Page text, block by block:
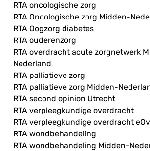
RTA oncologische zorg
RTA Oncologische zorg Midden-
RTA Oogzorg diabetes
RTA ouderenzorg
RTA overdracht acute zorgnetwerk
Nederland
RTA palliatieve zorg
RTA palliatieve zorg Midden-
RTA second opinion Utrecht
RTA verpleegkundige overdracht
RTA verpleegkundige overdracht
RTA wondbehandeling
RTA wondbehandeling Midden-